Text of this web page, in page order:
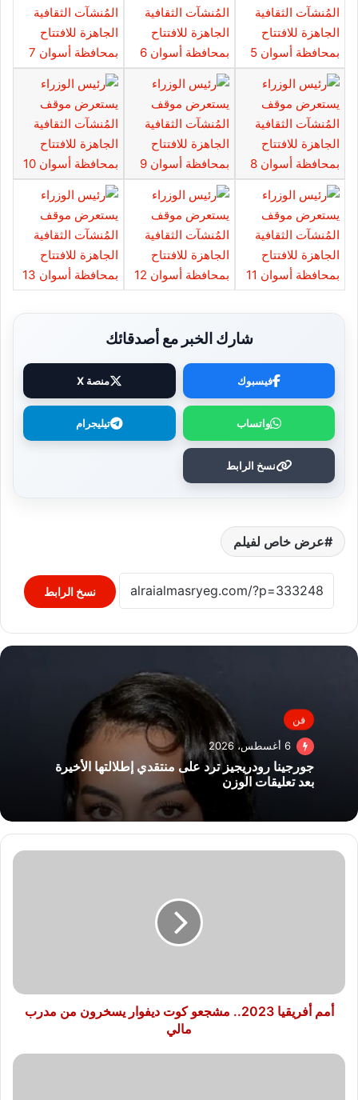
شارك الخبر مع أصدقائك
فيسبوك منصة X
واتساب تيليجرام
نسخ الرابط
عرض خاص لفيلم
نسخ الرابط
فن
6 أغسطس، 2026
جورجينا رودريجيز ترد على منتقدي إطلالتها الأخيرة
بعد تعليقات الوزن
أمم
مدرب
مالي
أمم أفريقيا 2023.. مشجعو كوت ديفوار يسخرون من مدرب
مالي
SZA